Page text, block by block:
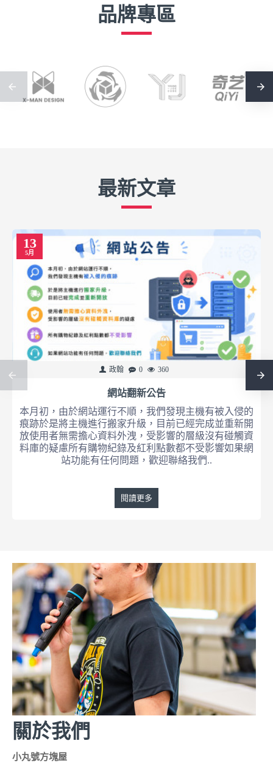
品牌專區
最新文章
13
5月
政翰 0 360
網站翻新公告
本月初，由於網站運行不順，我們發現主機有被入侵的
痕跡於是將主機進行搬家升級，目前已經完成並重新開
放使用者無需擔心資料外洩，受影響的層級沒有碰觸資
料庫的疑慮所有購物紀錄及紅利點數都不受影響如果網
站功能有任何問題，歡迎聯絡我們..
閱讀更多
關於我們
小丸號方塊屋